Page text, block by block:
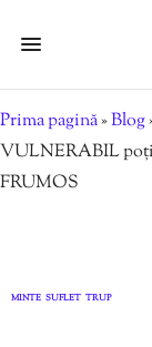
Prima pagină»Blog
VULNERABIL
FRUMOS
MINTE SUFLET TRUP